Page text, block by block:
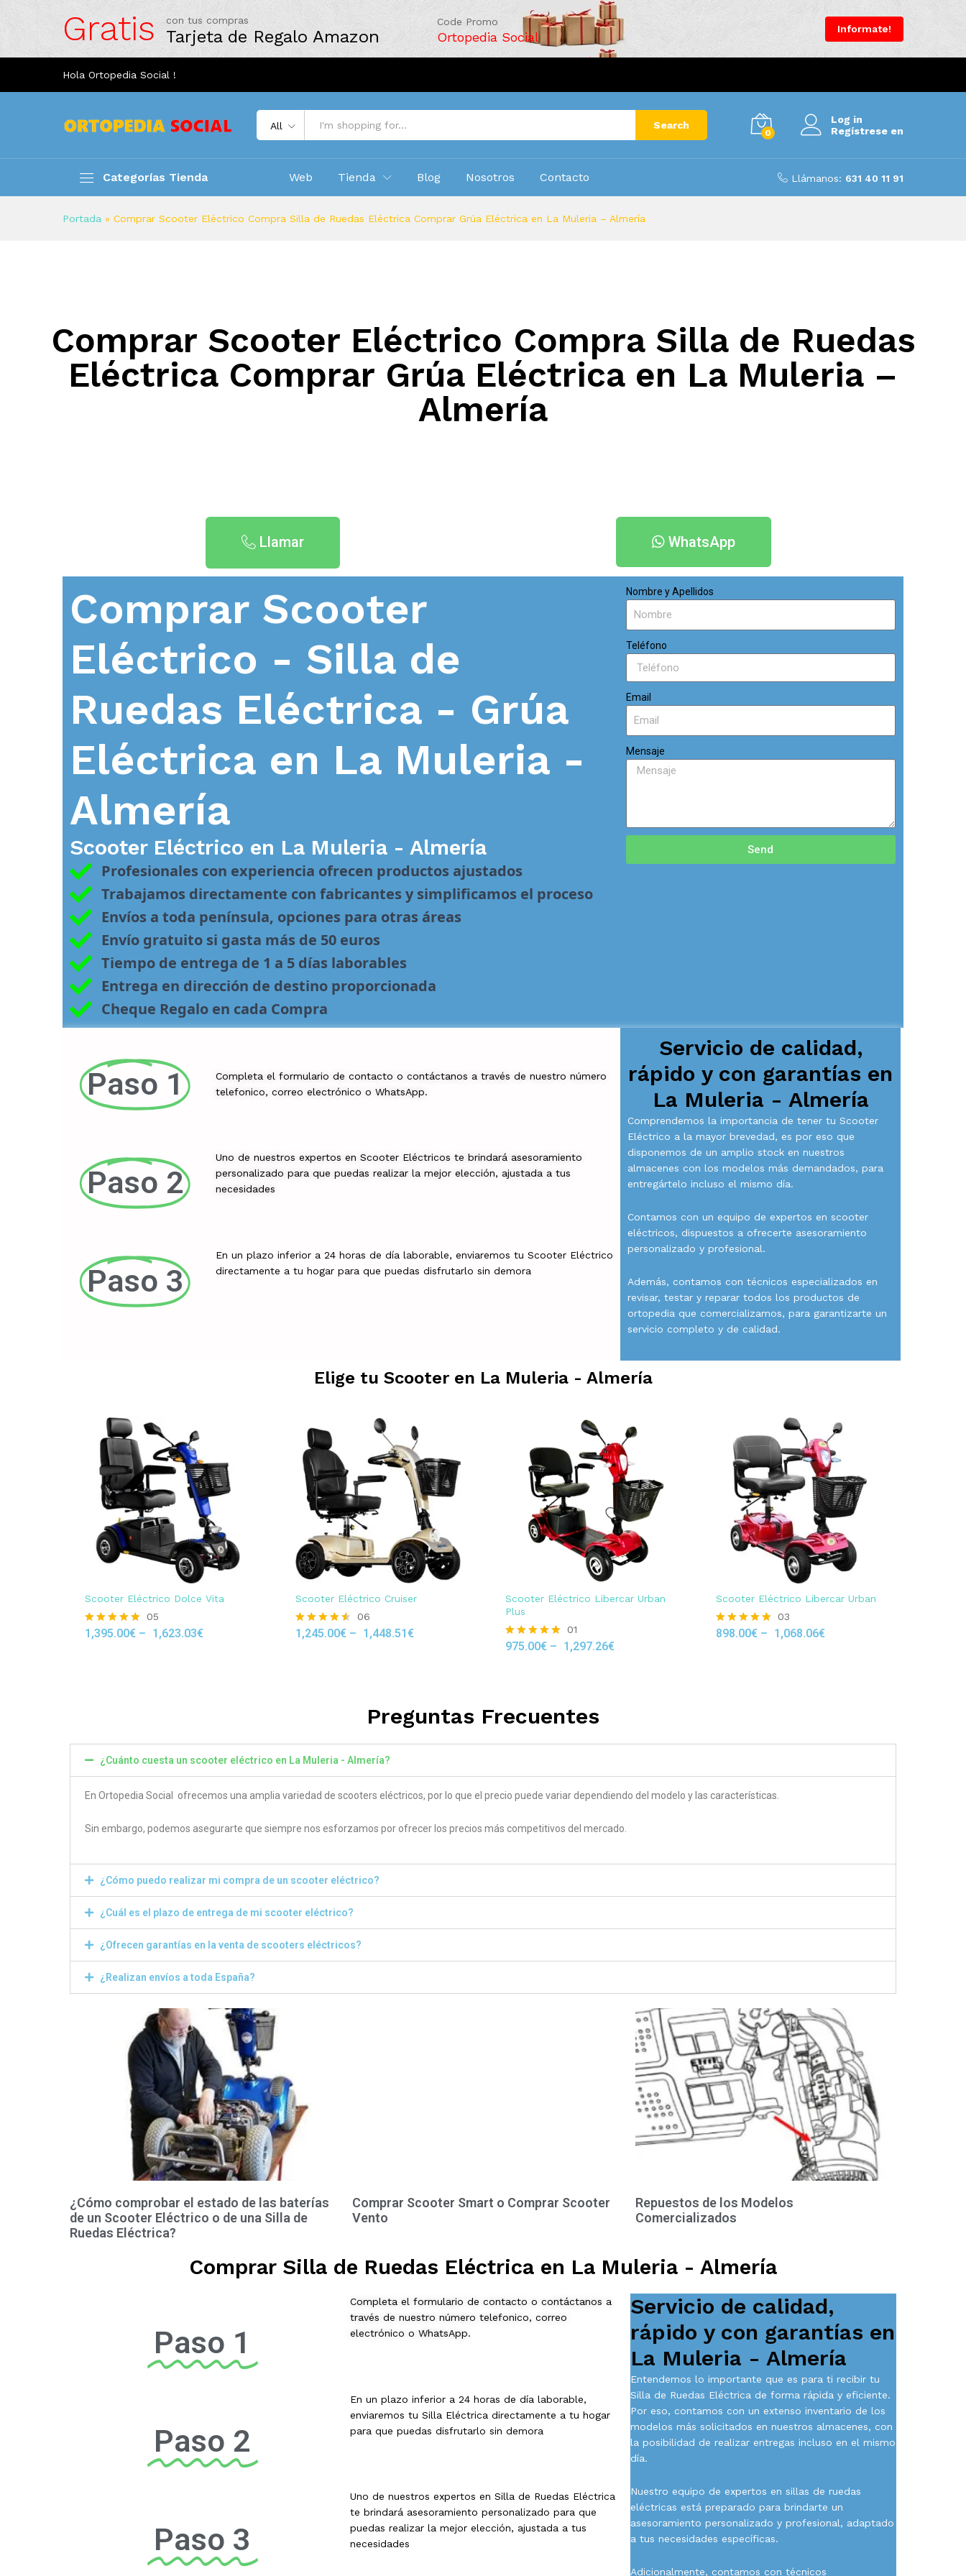
Gratis con tus compras
Tarjeta de Regalo Amazon
Code Promo
Ortopedia Social
Informate!
Hola Ortopedia Social !
All Search
0
Log in
Regístrese en
Categorías Tienda Web Tienda Blog Nosotros Contacto Llámanos: 631 40 11 91
Portada » Comprar Scooter Eléctrico Compra Silla de Ruedas Eléctrica Comprar Grúa Eléctrica en La Muleria – Almería
Comprar Scooter Eléctrico Compra Silla de Ruedas
Eléctrica Comprar Grúa Eléctrica en La Muleria –
Almería
Llamar WhatsApp
Comprar Scooter
Eléctrico - Silla de
Ruedas Eléctrica - Grúa
Eléctrica en La Muleria -
Almería
Scooter Eléctrico en La Muleria - Almería
Profesionales con experiencia ofrecen productos ajustados
Trabajamos directamente con fabricantes y simplificamos el proceso
Envíos a toda península, opciones para otras áreas
Envío gratuito si gasta más de 50 euros
Tiempo de entrega de 1 a 5 días laborables
Entrega en dirección de destino proporcionada
Cheque Regalo en cada Compra
Nombre y Apellidos
Teléfono
Email
Mensaje
Send
Paso 1
Paso 2
Paso 3
Completa el formulario de contacto o contáctanos a través de nuestro número
telefonico, correo electrónico o WhatsApp.
Uno de nuestros expertos en Scooter Eléctricos te brindará asesoramiento
personalizado para que puedas realizar la mejor elección, ajustada a tus
necesidades
En un plazo inferior a 24 horas de día laborable, enviaremos tu Scooter Eléctrico
directamente a tu hogar para que puedas disfrutarlo sin demora
Servicio de calidad,
rápido y con garantías en
La Muleria - Almería
Comprendemos la importancia de tener tu Scooter
Eléctrico a la mayor brevedad, es por eso que
disponemos de un amplio stock en nuestros
almacenes con los modelos más demandados, para
entregártelo incluso el mismo día.
Contamos con un equipo de expertos en scooter
eléctricos, dispuestos a ofrecerte asesoramiento
personalizado y profesional.
Además, contamos con técnicos especializados en
revisar, testar y reparar todos los productos de
ortopedia que comercializamos, para garantizarte un
servicio completo y de calidad.
Elige tu Scooter en La Muleria - Almería
Scooter Eléctrico Dolce Vita
Rated
05
1,395.00€ – 1,623.03€
Scooter Eléctrico Cruiser
Rated
06
1,245.00€– 1,448.51€
Scooter Eléctrico Libercar Urban
Plus
Rated
01
975.00€ – 1,297.26€
Scooter Eléctrico Libercar Urban
Rated
03
898.00€– 1,068.06€
Preguntas Frecuentes
¿Cuánto cuesta un scooter eléctrico en La Muleria - Almería?
En Ortopedia Social ofrecemos una amplia variedad de scooters eléctricos, por lo que el precio puede variar dependiendo del modelo y las características.
Sin embargo, podemos asegurarte que siempre nos esforzamos por ofrecer los precios más competitivos del mercado.
¿Cómo puedo realizar mi compra de un scooter eléctrico?
¿Cuál es el plazo de entrega de mi scooter eléctrico?
¿Ofrecen garantías en la venta de scooters eléctricos?
¿Realizan envíos a toda España?
¿Cómo comprobar el estado de las baterías
de un Scooter Eléctrico o de una Silla de
Ruedas Eléctrica?
Comprar Scooter Smart o Comprar Scooter
Vento
Repuestos de los Modelos
Comercializados
Comprar Silla de Ruedas Eléctrica en La Muleria - Almería
Paso 1
Paso 2
Paso 3
Completa el formulario de contacto o contáctanos a
través de nuestro número telefonico, correo
electrónico o WhatsApp.
En un plazo inferior a 24 horas de día laborable,
enviaremos tu Silla Eléctrica directamente a tu hogar
para que puedas disfrutarlo sin demora
Uno de nuestros expertos en Silla de Ruedas Eléctrica
te brindará asesoramiento personalizado para que
puedas realizar la mejor elección, ajustada a tus
necesidades
Servicio de calidad,
rápido y con garantías en
La Muleria - Almería
Entendemos lo importante que es para ti recibir tu
Silla de Ruedas Eléctrica de forma rápida y eficiente.
Por eso, contamos con un extenso inventario de los
modelos más solicitados en nuestros almacenes, con
la posibilidad de realizar entregas incluso en el mismo
día.
Nuestro equipo de expertos en sillas de ruedas
eléctricas está preparado para brindarte un
asesoramiento personalizado y profesional, adaptado
a tus necesidades específicas.
Adicionalmente, contamos con técnicos